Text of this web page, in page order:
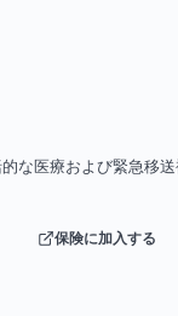
な医療および緊急移
保険に加入する